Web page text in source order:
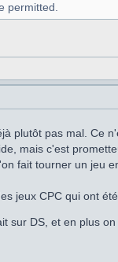
permitted.
plutôt pas mal. Ce
mais c'est
fait tourner un jeu
jeux CPC qui ont
sur DS, et en plus